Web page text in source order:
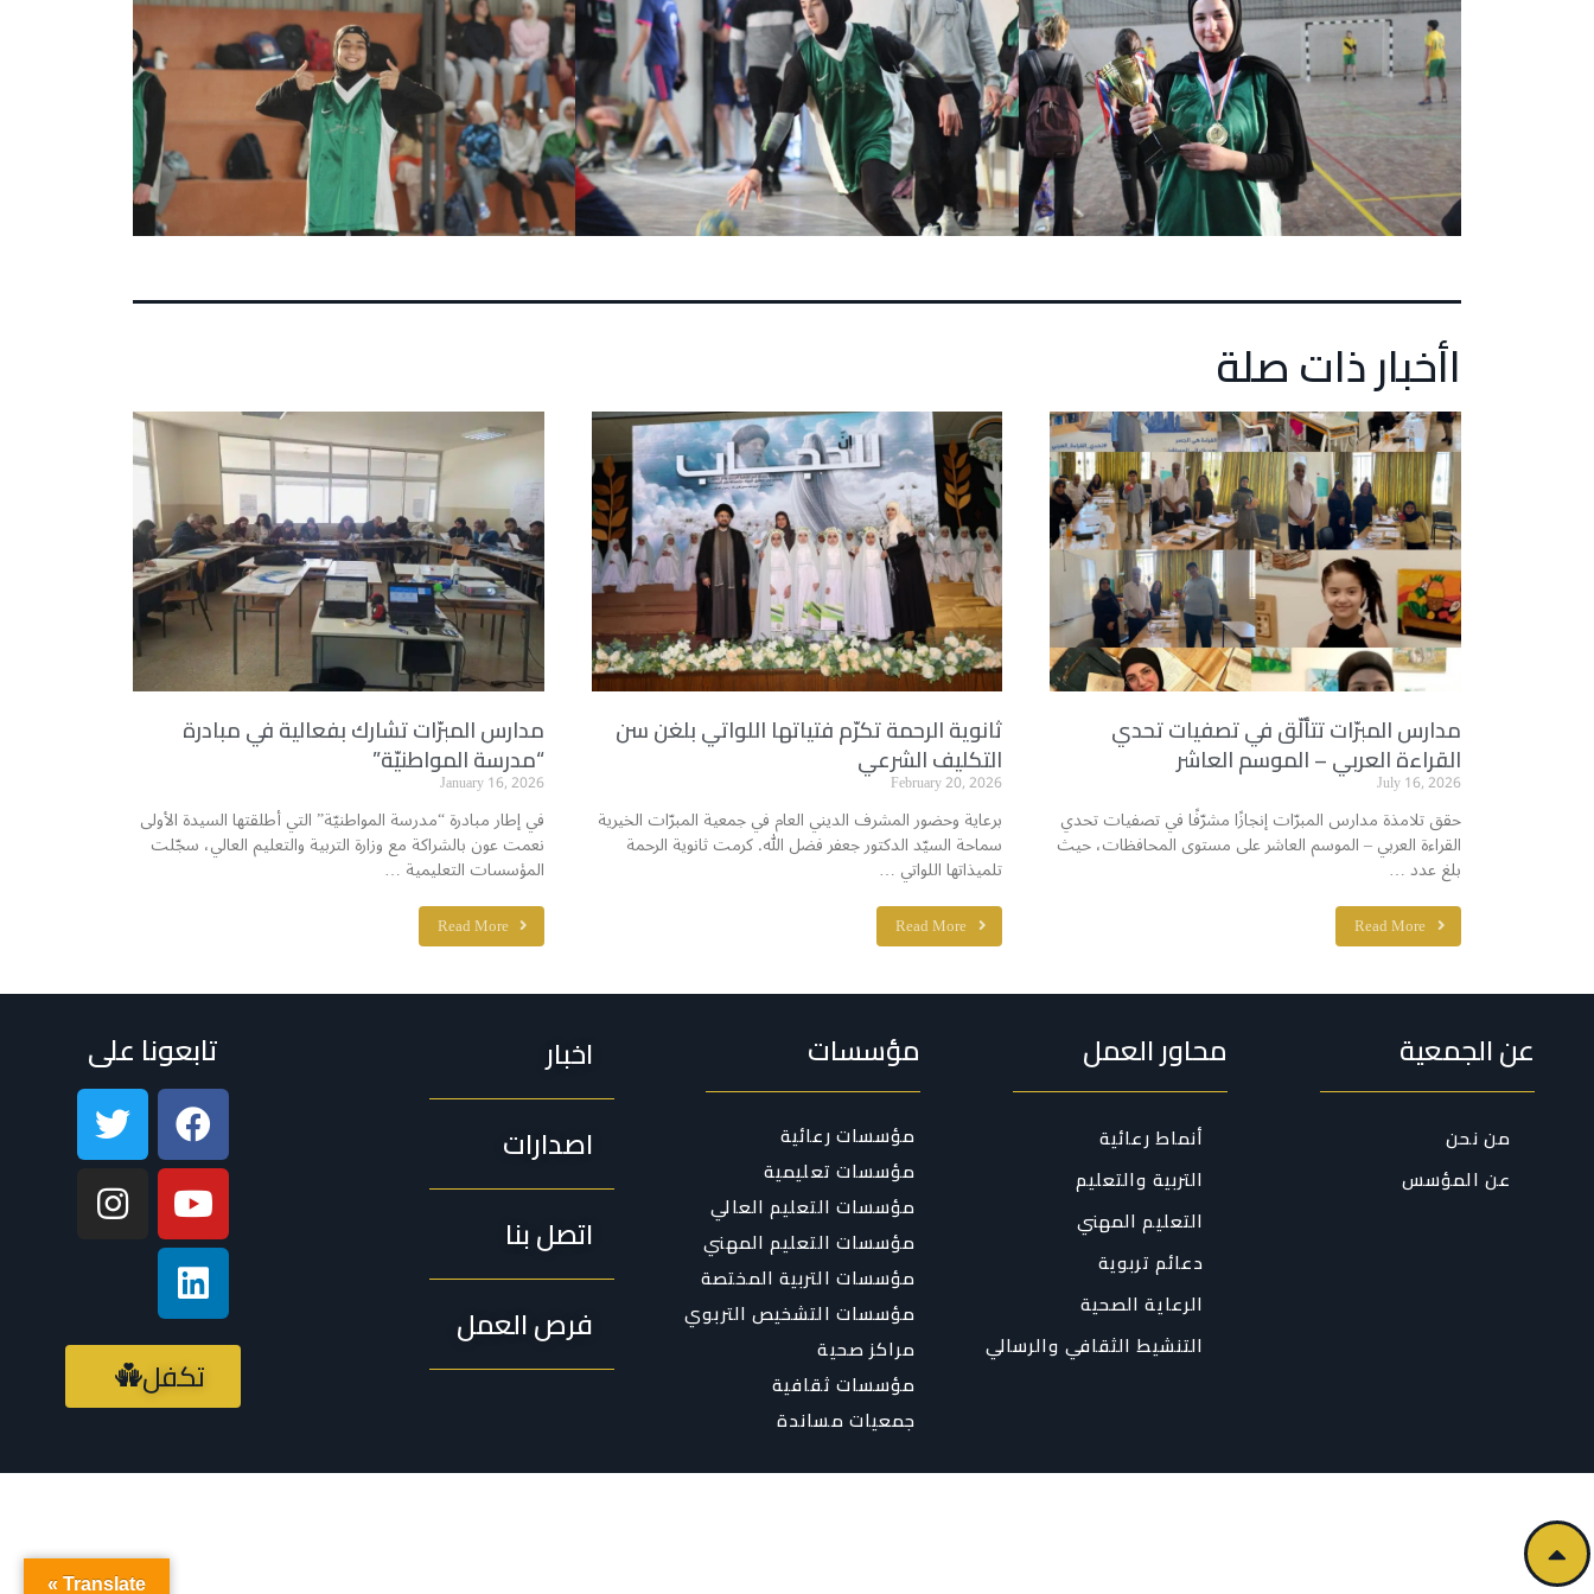
اأخبار ذات صلة
مدارس المبرّات تتألّق في تصفيات تحدي
القراءة العربي – الموسم العاشر
July 16, 2026
حقق تلامذة مدارس المبرّات إنجازًا مشرّفًا في تصفيات تحدي
القراءة العربي – الموسم العاشر على مستوى المحافظات، حيث
بلغ عدد …
Read More
ثانوية الرحمة تكرّم فتياتها اللواتي بلغن سن
التكليف الشرعي
February 20, 2026
برعاية وحضور المشرف الديني العام في جمعية المبرّات الخيرية
سماحة السيّد الدكتور جعفر فضل الله. كرمت ثانوية الرحمة
تلميذاتها اللواتي …
Read More
مدارس المبرّات تشارك بفعالية في مبادرة
“مدرسة المواطنيّة”
January 16, 2026
في إطار مبادرة “مدرسة المواطنيّة” التي أطلقتها السيدة الأولى
نعمت عون بالشراكة مع وزارة التربية والتعليم العالي، سجّلت
المؤسسات التعليمية …
Read More
عن الجمعية
من نحن
عن المؤسس
محاور العمل
أنماط رعائية
التربية والتعليم
التعليم المهني
دعائم تربوية
الرعاية الصحية
التنشيط الثقافي والرسالي
مؤسسات
مؤسسات رعائية
مؤسسات تعليمية
مؤسسات التعليم العالي
مؤسسات التعليم المهني
مؤسسات التربية المختصة
مؤسسات التشخيص التربوي
مراكز صحية
مؤسسات ثقافية
جمعيات مساندة
اخبار
اصدارات
اتصل بنا
فرص العمل
تابعونا على
تكفل
Translate »